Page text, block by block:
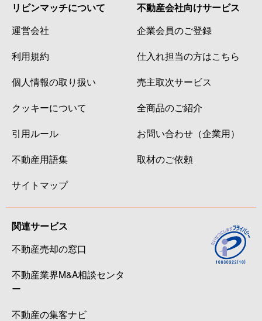
リビンマッチについて
運営会社
利用規約
個人情報の取り扱い
クッキーについて
引用ルール
不動産用語集
サイトマップ
不動産会社向けサービス
企業会員のご登録
仕入れ担当の方はこちら
売主取次サービス
全商品のご紹介
お問い合わせ（企業用）
取材のご依頼
関連サービス
不動産売却の窓口
不動産業界M&A相談センタ
ー
不動産の集客ナビ